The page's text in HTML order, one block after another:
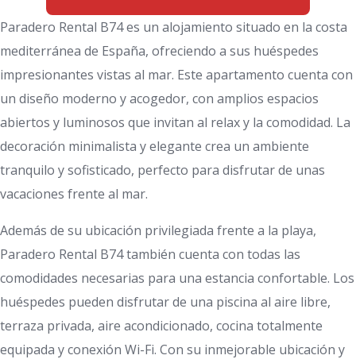
Paradero Rental B74 es un alojamiento situado en la costa
mediterránea de España, ofreciendo a sus huéspedes
impresionantes vistas al mar. Este apartamento cuenta con
un diseño moderno y acogedor, con amplios espacios
abiertos y luminosos que invitan al relax y la comodidad. La
decoración minimalista y elegante crea un ambiente
tranquilo y sofisticado, perfecto para disfrutar de unas
vacaciones frente al mar.
Además de su ubicación privilegiada frente a la playa,
Paradero Rental B74 también cuenta con todas las
comodidades necesarias para una estancia confortable. Los
huéspedes pueden disfrutar de una piscina al aire libre,
terraza privada, aire acondicionado, cocina totalmente
equipada y conexión Wi-Fi. Con su inmejorable ubicación y